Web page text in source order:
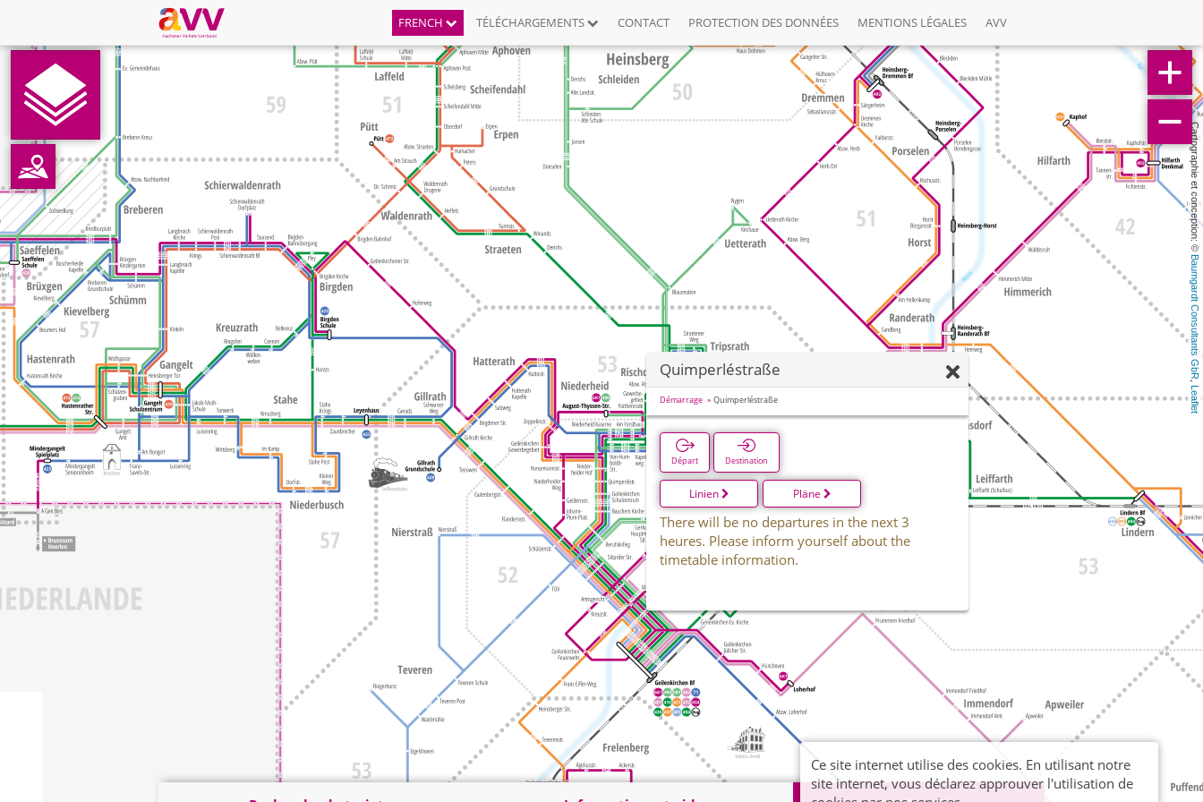
FRENCH TÉLÉCHARGEMENTS CONTACT PROTECTION DES DONNÉES MENTIONS LÉGALES AVV
Cartographie et conception: ©
Baumgardt Consultants GbR
,
Leaflet
Quimperléstraße
Démarrage Quimperléstraße
Départ Destination
Linien Pläne
There will be no departures in the next 3
heures. Please inform yourself about the
timetable information.
Ce site internet utilise des cookies. En utilisant notre
site internet, vous déclarez approuver l'utilisation de